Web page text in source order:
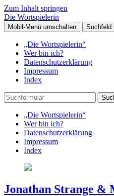
Zum Inhalt springen
Die Wortspielerin
Mobil-Menü umschalten Suchfeld
„Die Wortspielerin“
Wer bin ich?
Datenschutzerklärung
Impressum
Index
„Die Wortspielerin“
Wer bin ich?
Datenschutzerklärung
Impressum
Index
Jonathan Strange &